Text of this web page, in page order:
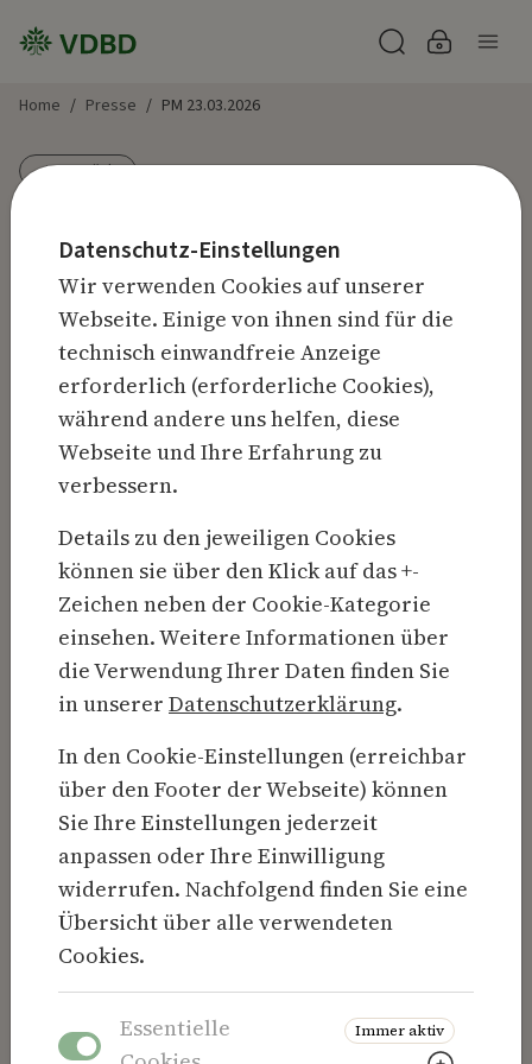
Home Presse PM 23.03.2026
Zurück
23.03.2026
Diabetes und ADHS: Wenn der
Alltag zur doppelten
Herausforderung wird
Struktur, Technik und Beratung können
Betroffenen helfen
Berlin, März 2026 – Rund 5 Prozent der Kinder
und Jugendlichen mit Typ-1-Diabetes leben
zusätzlich mit einer
Aufmerksamkeitsdefizit-/Hyperaktivitätsstörung
(ADHS). Damit wird ADHS bei ihnen deutlich
häufiger diagnostiziert als in der
Menschen mit Diabetes und ADHS haben im
Schnitt höhere Langzeitblutzuckerwerte
(HbA1c), erleben mehr Unterzuckerungen und
haben ein erhöhtes Risiko für diabetische
Ketoazidosen. Der Verband der Diabetes-
Beratungs- und Schulungsberufe in Deutschland
e. V. (VDBD) macht darauf aufmerksam, dass
erheblich erschweren kann. Umgekehrt kann
Datenschutz-Einstellungen
Wir verwenden Cookies auf unserer
Webseite. Einige von ihnen sind für die
technisch einwandfreie Anzeige
erforderlich (erforderliche Cookies),
während andere uns helfen, diese
Webseite und Ihre Erfahrung zu
verbessern.
Details zu den jeweiligen Cookies
können sie über den Klick auf das +-
Zeichen neben der Cookie-Kategorie
einsehen. Weitere Informationen über
die Verwendung Ihrer Daten finden Sie
in unserer Datenschutzerklärung.
In den Cookie-Einstellungen (erreichbar
über den Footer der Webseite) können
Sie Ihre Einstellungen jederzeit
anpassen oder Ihre Einwilligung
widerrufen. Nachfolgend finden Sie eine
Übersicht über alle verwendeten
Cookies.
Essentielle
Immer aktiv